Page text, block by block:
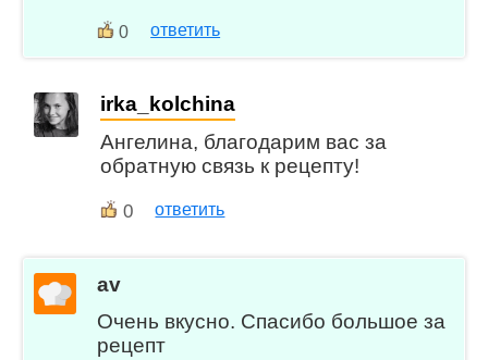
0 ответить
irka_kolchina
Ангелина, благодарим вас за
обратную связь к рецепту!
0 ответить
av
Очень вкусно. Спасибо большое за
рецепт